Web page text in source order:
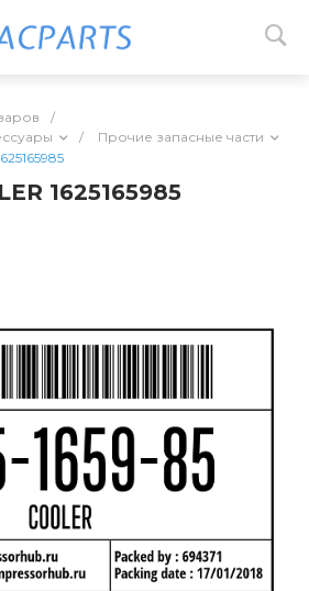
/
/
Прочие запасные части
1625165985